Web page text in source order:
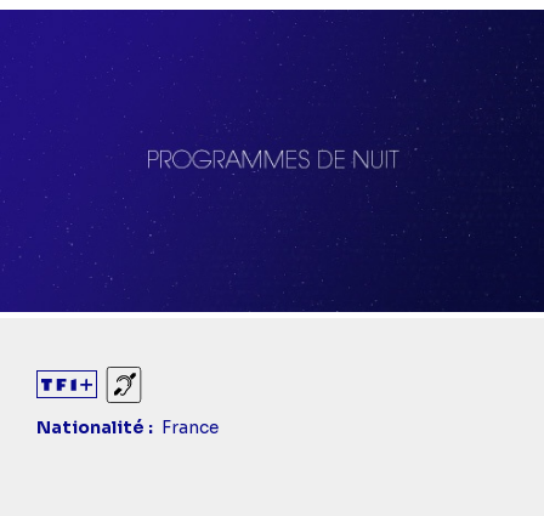
Sourds et malentendants
Nationalité
France